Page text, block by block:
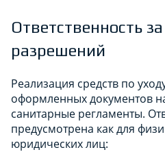
Ответственность
разрешений
Реализация средств по
оформленных документов
санитарные регламенты.
предусмотрена как для
юридических лиц: